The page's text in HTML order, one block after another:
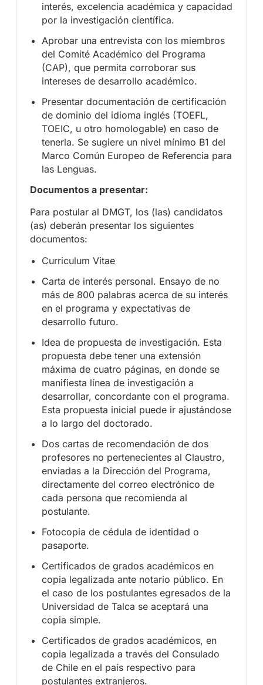
interés, excelencia académica y capacidad
por la investigación científica.
Aprobar una entrevista con los miembros
del Comité Académico del Programa
(CAP), que permita corroborar sus
intereses de desarrollo académico.
Presentar documentación de certificación
de dominio del idioma inglés (TOEFL,
TOEIC, u otro homologable) en caso de
tenerla. Se sugiere un nivel mínimo B1 del
Marco Común Europeo de Referencia para
las Lenguas.
Documentos a presentar:
Para postular al DMGT, los (las) candidatos
(as) deberán presentar los siguientes
documentos:
Curriculum Vitae
Carta de interés personal. Ensayo de no
más de 800 palabras acerca de su interés
en el programa y expectativas de
desarrollo futuro.
Idea de propuesta de investigación. Esta
propuesta debe tener una extensión
máxima de cuatro páginas, en donde se
manifiesta línea de investigación a
desarrollar, concordante con el programa.
Esta propuesta inicial puede ir ajustándose
a lo largo del doctorado.
Dos cartas de recomendación de dos
profesores no pertenecientes al Claustro,
enviadas a la Dirección del Programa,
directamente del correo electrónico de
cada persona que recomienda al
postulante.
Fotocopia de cédula de identidad o
pasaporte.
Certificados de grados académicos en
copia legalizada ante notario público. En
el caso de los postulantes egresados de la
Universidad de Talca se aceptará una
copia simple.
Certificados de grados académicos, en
copia legalizada a través del Consulado
de Chile en el país respectivo para
postulantes extranjeros.